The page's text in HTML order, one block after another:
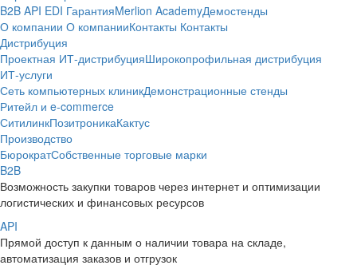
B2B API EDI ГарантияMerlion AcademyДемостенды
О компании О компанииКонтакты Контакты
Дистрибуция
Проектная ИТ-дистрибуцияШирокопрофильная дистрибуция
ИТ-услуги
Сеть компьютерных клиникДемонстрационные стенды
Ритейл и e-commerce
СитилинкПозитроникаКактус
Производство
БюрократСобственные торговые марки
B2B
Возможность закупки товаров через интернет и оптимизации
логистических и финансовых ресурсов
API
Прямой доступ к данным о наличии товара на складе,
автоматизация заказов и отгрузок